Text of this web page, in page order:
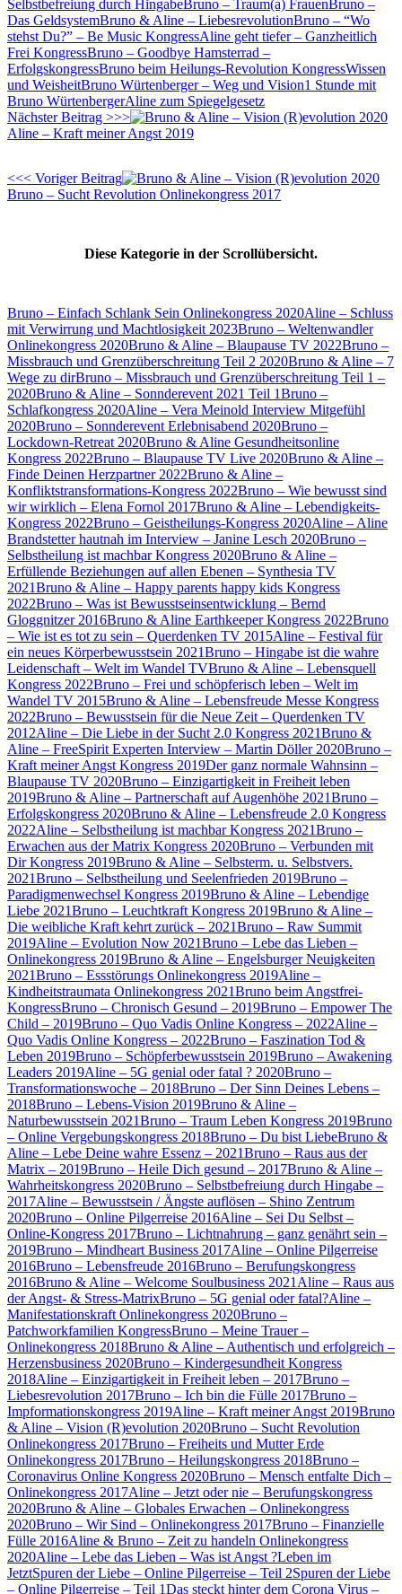
Selbstbefreiung durch HingabeBruno – Traum(a) Frauen Bruno –
Das GeldsystemBruno & Aline – LiebesrevolutionBruno – “Wo
stehst Du?” – Be Music KongressAline geht tiefer – Ganzheitlich
Frei KongressBruno – Goodbye Hamsterrad –
ErfolgskongressBruno beim Heilungs-Revolution KongressWissen
und WeisheitBruno Würtenberger – Weg und Vision1 Stunde mit
Bruno WürtenbergerAline zum Spiegelgesetz
Nächster Beitrag >>>
Aline – Kraft meiner Angst 2019
<<< Voriger Beitrag
Bruno – Sucht Revolution Onlinekongress 2017
Diese Kategorie in der Scrollübersicht.
Bruno – Einfach Schlank Sein Onlinekongress 2020Aline – Schluss
mit Verwirrung und Machtlosigkeit 2023Bruno – Weltenwandler
Onlinekongress 2020Bruno & Aline – Blaupause TV 2022Bruno –
Missbrauch und Grenzüberschreitung Teil 2 2020Bruno & Aline – 7
Wege zu dirBruno – Missbrauch und Grenzüberschreitung Teil 1 –
2020Bruno & Aline – Sonnderevent 2021 Teil 1Bruno –
Schlafkongress 2020Aline – Vera Meinold Interview Mitgefühl
2020Bruno – Sonnderevent Erlebnisabend 2020Bruno –
Lockdown-Retreat 2020Bruno & Aline Gesundheitsonline
Kongress 2022Bruno – Blaupause TV Live 2020Bruno & Aline –
Finde Deinen Herzpartner 2022Bruno & Aline –
Konfliktstransformations-Kongress 2022Bruno – Wie bewusst sind
wir wirklich – Elena Fornol 2017Bruno & Aline – Lebendigkeits-
Kongress 2022Bruno – Geistheilungs-Kongress 2020Aline – Aline
Brandstetter hautnah im Interview – Janine Lesch 2020Bruno –
Selbstheilung ist machbar Kongress 2020Bruno & Aline –
Erfüllende Beziehungen auf allen Ebenen – Synthesia TV
2021Bruno & Aline – Happy parents happy kids Kongress
2022Bruno – Was ist Bewusstseinsentwicklung – Bernd
Gloggnitzer 2016Bruno & Aline Earthkeeper Kongress 2022Bruno
– Wie ist es tot zu sein – Querdenken TV 2015Aline – Festival für
ein neues Körperbewusstsein 2021Bruno – Hingabe ist die wahre
Leidenschaft – Welt im Wandel TVBruno & Aline – Lebensquell
Kongress 2022Bruno – Frei und schöpferisch leben – Welt im
Wandel TV 2015Bruno & Aline – Lebensfreude Messe Kongress
2022Bruno – Bewusstsein für die Neue Zeit – Querdenken TV
2012Aline – Die Liebe in der Sucht 2.0 Kongress 2021Bruno &
Aline – FreeSpirit Experten Interview – Martin Döller 2020Bruno –
Kraft meiner Angst Kongress 2019Der ganz normale Wahnsinn –
Blaupause TV 2020Bruno – Einzigartigkeit in Freiheit leben
2019Bruno & Aline – Partnerschaft auf Augenhöhe 2021Bruno –
Erfolgskongress 2020Bruno & Aline – Lebensfreude 2.0 Kongress
2022Aline – Selbstheilung ist machbar Kongress 2021Bruno –
Erwachen aus der Matrix Kongress 2020Bruno – Verbunden mit
Dir Kongress 2019Bruno & Aline – Selbsterm. u. Selbstvers.
2021Bruno – Selbstheilung und Seelenfrieden 2019Bruno –
Paradigmenwechsel Kongress 2019Bruno & Aline – Lebendige
Liebe 2021Bruno – Leuchtkraft Kongress 2019Bruno & Aline –
Die weibliche Kraft kehrt zurück – 2021Bruno – Raw Summit
2019Aline – Evolution Now 2021Bruno – Lebe das Lieben –
Onlinekongress 2019Bruno & Aline – Engelsburger Neuigkeiten
2021Bruno – Essstörungs Onlinekongress 2019Aline –
Kindheitstraumata Onlinekongress 2021Bruno beim Angstfrei-
KongressBruno – Chronisch Gesund – 2019Bruno – Empower The
Child – 2019Bruno – Quo Vadis Online Kongress – 2022Aline –
Quo Vadis Online Kongress – 2022Bruno – Faszination Tod &
Leben 2019Bruno – Schöpferbewusstsein 2019Bruno – Awakening
Leaders 2019Aline – 5G genial oder fatal ? 2020Bruno –
Transformationswoche – 2018Bruno – Der Sinn Deines Lebens –
2018Bruno – Lebens-Vision 2019Bruno & Aline –
Naturbewusstsein 2021Bruno – Traum Leben Kongress 2019Bruno
– Online Vergebungskongress 2018Bruno – Du bist LiebeBruno &
Aline – Lebe Deine wahre Essenz – 2021Bruno – Raus aus der
Matrix – 2019Bruno – Heile Dich gesund – 2017Bruno & Aline –
Wahrheitskongress 2020Bruno – Selbstbefreiung durch Hingabe –
2017Aline – Bewusstsein / Ängste auflösen – Shino Zentrum
2020Bruno – Online Pilgerreise 2016Aline – Sei Du Selbst –
Online-Kongress 2017Bruno – Lichtnahrung – ganz genährt sein –
2019Bruno – Mindheart Business 2017Aline – Online Pilgerreise
2016Bruno – Lebensfreude 2016Bruno – Berufungskongress
2016Bruno & Aline – Welcome Soulbusiness 2021 Aline – Raus aus
der Angst- & Stress-MatrixBruno – 5G genial oder fatal?Aline –
Manifestationskraft Onlinekongress 2020Bruno –
Patchworkfamilien KongressBruno – Meine Trauer –
Onlinekongress 2018Bruno & Aline – Authentisch und erfolgreich –
Herzensbusiness 2020Bruno – Kindergesundheit Kongress
2018Aline – Einzigartigkeit in Freiheit leben – 2017Bruno –
Liebesrevolution 2017Bruno – Ich bin die Fülle 2017Bruno –
Impformationskongress 2019Aline – Kraft meiner Angst 2019Bruno
& Aline – Vision (R)evolution 2020Bruno – Sucht Revolution
Onlinekongress 2017Bruno – Freiheits und Mutter Erde
Onlinekongress 2017Bruno – Heilungskongress 2018Bruno –
Coronavirus Online Kongress 2020Bruno – Mensch entfalte Dich –
Onlinekongress 2017Aline – Jetzt oder nie – Berufungskongress
2020Bruno & Aline – Globales Erwachen – Onlinekongress
2020Bruno – Wir Sind – Onlinekongress 2017Bruno – Finanzielle
Fülle 2016Aline & Bruno – Zeit zu handeln Onlinekongress
2020Aline – Lebe das Lieben – Was ist Angst ?Leben im
JetztSpuren der Liebe – Online Pilgerreise – Teil 2Spuren der Liebe
– Online Pilgerreise – Teil 1Das steckt hinter dem Corona Virus –